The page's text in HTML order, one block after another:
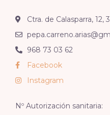
Ctra. de Calasparra,
968 73 03 62
Facebook
Instagram
Nº Autorización sanitaria: